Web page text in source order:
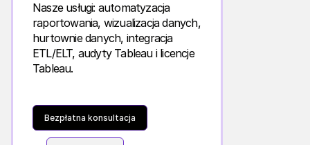
Nasze usługi: automatyzacja
raportowania, wizualizacja danych,
hurtownie danych, integracja
ETL/ELT, audyty Tableau i licencje
Tableau.
Bezpłatna konsultacja